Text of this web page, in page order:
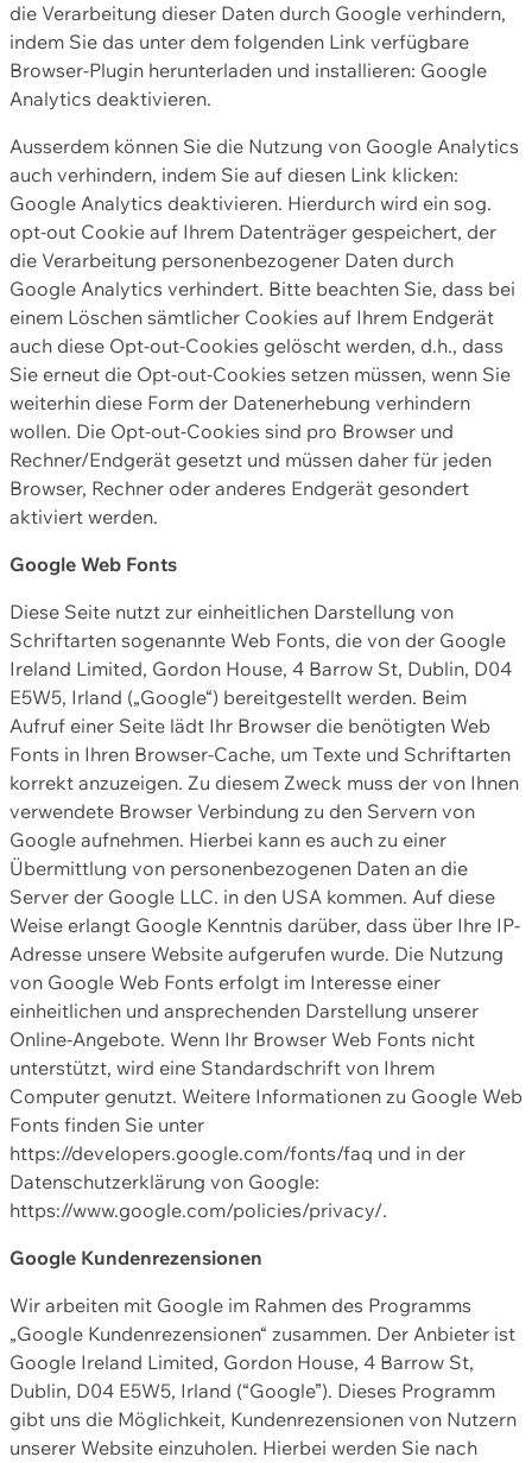
die Verarbeitung dieser Daten durch Google verhindern,
indem Sie das unter dem folgenden Link verfügbare
Browser-Plugin herunterladen und installieren: Google
Analytics deaktivieren.
Ausserdem können Sie die Nutzung von Google Analytics
auch verhindern, indem Sie auf diesen Link klicken:
Google Analytics deaktivieren. Hierdurch wird ein sog.
opt-out Cookie auf Ihrem Datenträger gespeichert, der
die Verarbeitung personenbezogener Daten durch
Google Analytics verhindert. Bitte beachten Sie, dass bei
einem Löschen sämtlicher Cookies auf Ihrem Endgerät
auch diese Opt-out-Cookies gelöscht werden, d.h., dass
Sie erneut die Opt-out-Cookies setzen müssen, wenn Sie
weiterhin diese Form der Datenerhebung verhindern
wollen. Die Opt-out-Cookies sind pro Browser und
Rechner/Endgerät gesetzt und müssen daher für jeden
Browser, Rechner oder anderes Endgerät gesondert
aktiviert werden.
Google Web Fonts
Diese Seite nutzt zur einheitlichen Darstellung von
Schriftarten sogenannte Web Fonts, die von der Google
Ireland Limited, Gordon House, 4 Barrow St, Dublin, D04
E5W5, Irland („Google“) bereitgestellt werden. Beim
Aufruf einer Seite lädt Ihr Browser die benötigten Web
Fonts in Ihren Browser-Cache, um Texte und Schriftarten
korrekt anzuzeigen. Zu diesem Zweck muss der von Ihnen
verwendete Browser Verbindung zu den Servern von
Google aufnehmen. Hierbei kann es auch zu einer
Übermittlung von personenbezogenen Daten an die
Server der Google LLC. in den USA kommen. Auf diese
Weise erlangt Google Kenntnis darüber, dass über Ihre IP-
Adresse unsere Website aufgerufen wurde. Die Nutzung
von Google Web Fonts erfolgt im Interesse einer
einheitlichen und ansprechenden Darstellung unserer
Online-Angebote. Wenn Ihr Browser Web Fonts nicht
unterstützt, wird eine Standardschrift von Ihrem
Computer genutzt. Weitere Informationen zu Google Web
Fonts finden Sie unter
https://developers.google.com/fonts/faq und in der
Datenschutzerklärung von Google:
https://www.google.com/policies/privacy/.
Google Kundenrezensionen
Wir arbeiten mit Google im Rahmen des Programms
„Google Kundenrezensionen“ zusammen. Der Anbieter ist
Google Ireland Limited, Gordon House, 4 Barrow St,
Dublin, D04 E5W5, Irland (“Google”). Dieses Programm
gibt uns die Möglichkeit, Kundenrezensionen von Nutzern
unserer Website einzuholen. Hierbei werden Sie nach